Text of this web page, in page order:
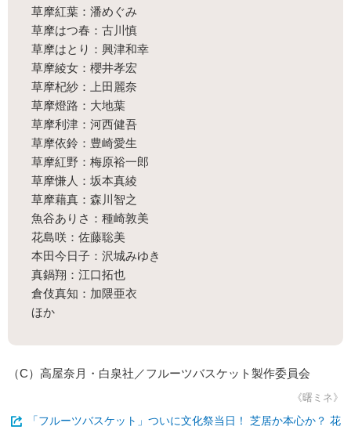
草摩紅葉：潘めぐみ
草摩はつ春：古川慎
草摩はとり：興津和幸
草摩綾女：櫻井孝宏
草摩杞紗：上田麗奈
草摩燈路：大地葉
草摩利津：河西健吾
草摩依鈴：豊崎愛生
草摩紅野：梅原裕一郎
草摩慊人：坂本真綾
草摩藉真：森川智之
魚谷ありさ：種崎敦美
花島咲：佐藤聡美
本田今日子：沢城みゆき
真鍋翔：江口拓也
倉伎真知：加隈亜衣
ほか
（C）高屋奈月・白泉社／フルーツバスケット製作委員会
《曙ミネ》
「フルーツバスケット」ついに文化祭当日！ 芝居か本心か？ 花